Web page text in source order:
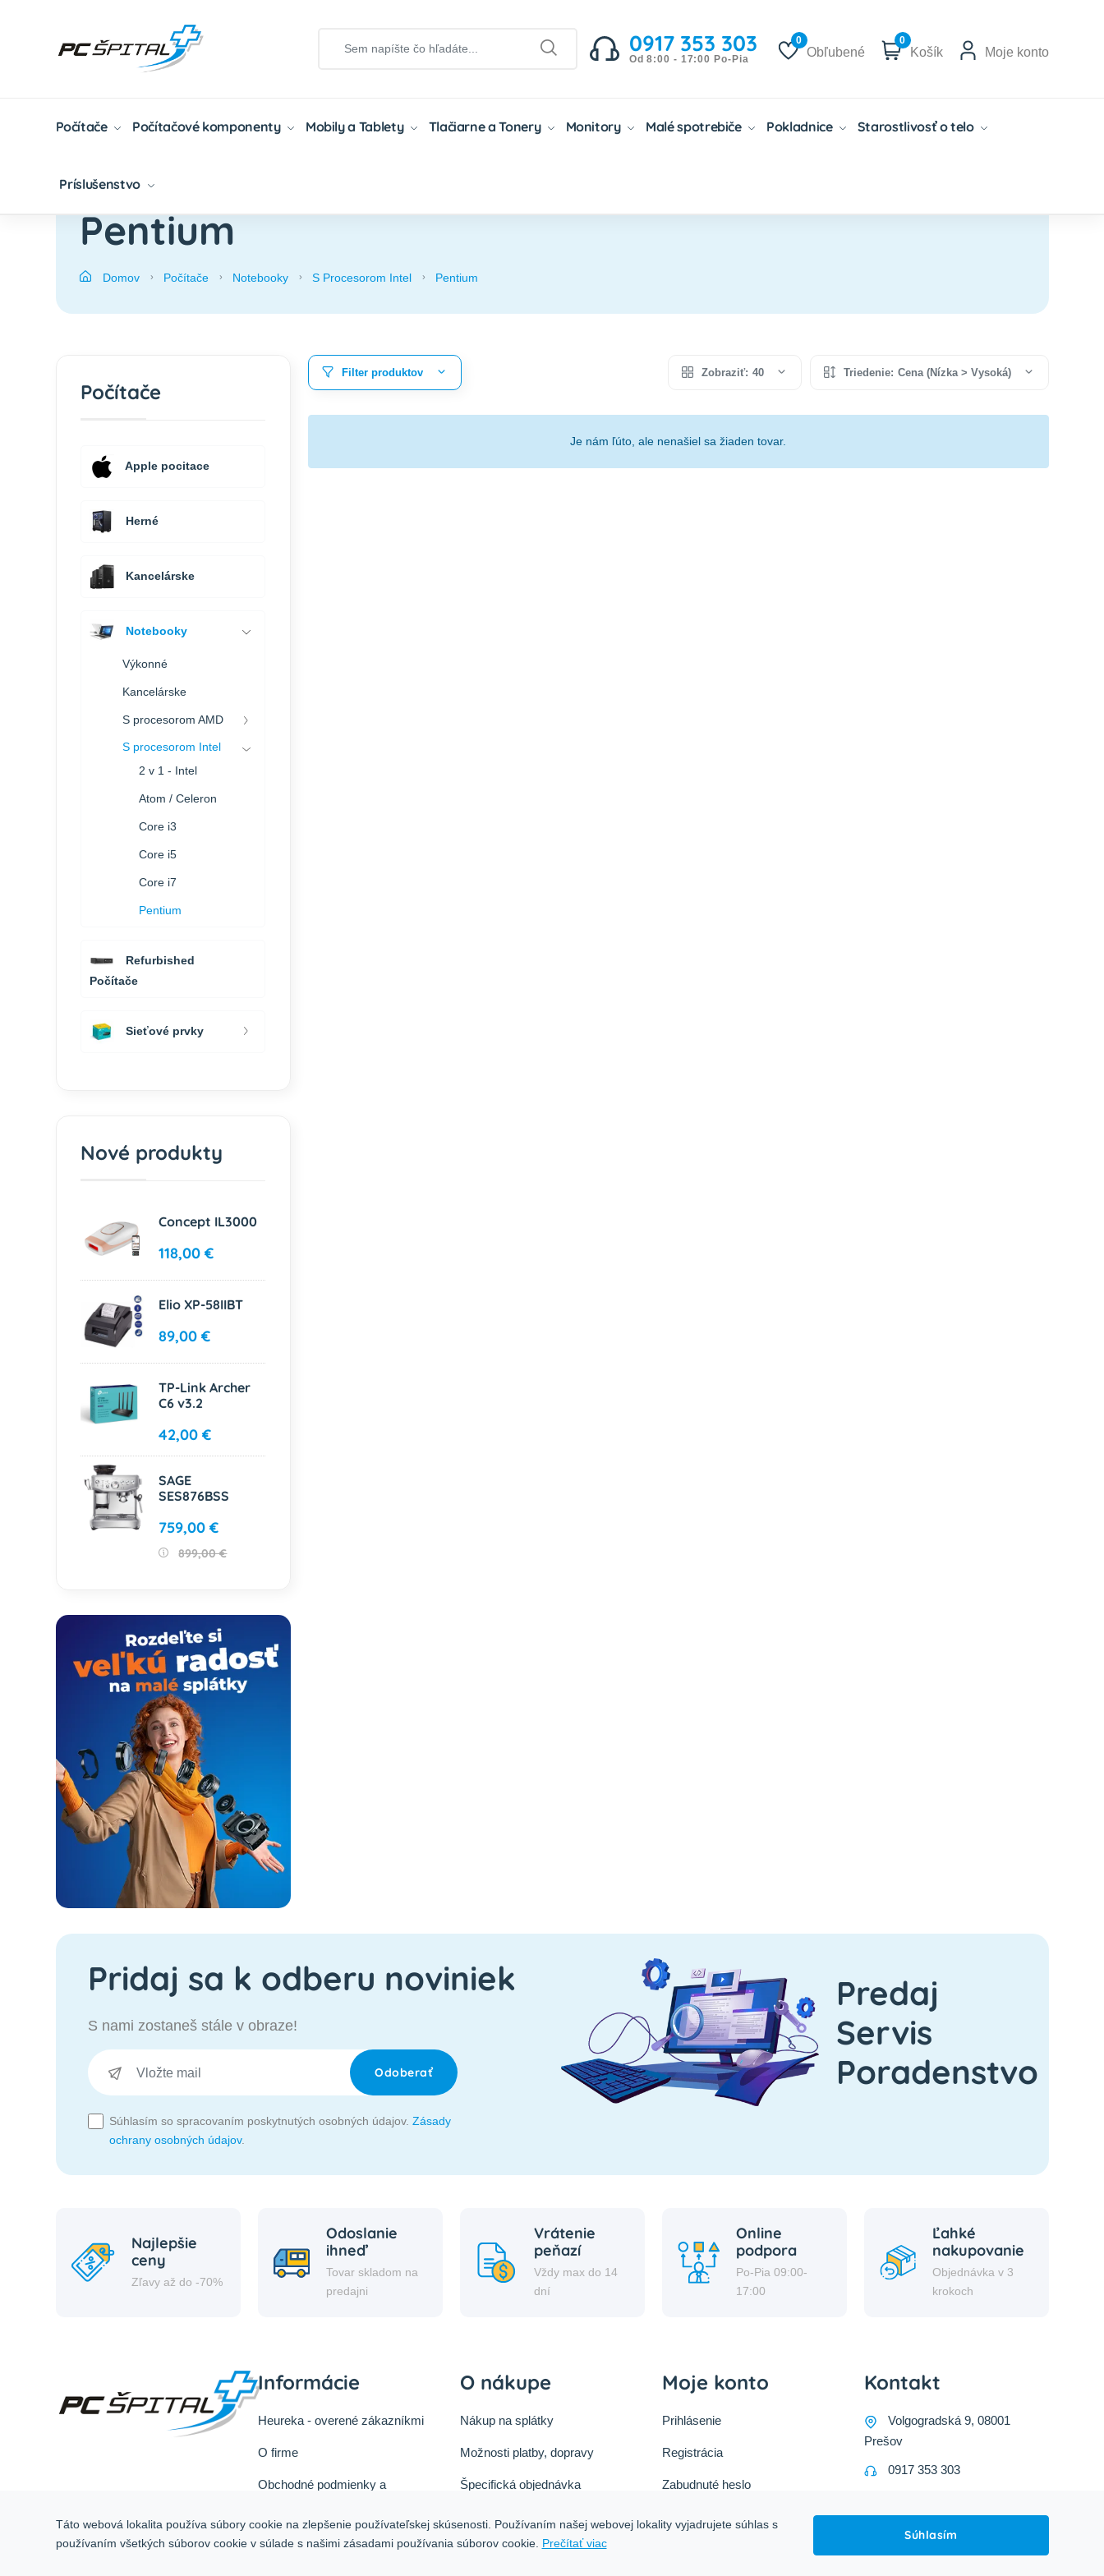
0917 353 303
Od 8:00 - 17:00 Po-Pia
0
Obľubené
0
Košík Moje konto
Počítače Počítačové komponenty Mobily a Tablety Tlačiarne a Tonery Monitory Malé spotrebiče Pokladnice Starostlivosť o telo
Príslušenstvo
Pentium
Domov Počítače Notebooky S Procesorom Intel Pentium
Filter produktov Zobraziť: 40 Triedenie: Cena (Nízka > Vysoká)
Je nám ľúto, ale nenašiel sa žiaden tovar.
Počítače
Apple pocitace
Herné
Kancelárske
Notebooky
Výkonné
Kancelárske
S procesorom AMD
S procesorom Intel
2 v 1 - Intel
Atom / Celeron
Core i3
Core i5
Core i7
Pentium
Refurbished
Počítače
Sieťové prvky
Nové produkty
Concept IL3000
118,00 €
Elio XP-58IIBT
89,00 €
TP-Link Archer
C6 v3.2
42,00 €
SAGE
SES876BSS
759,00 €
899,00 €
Pridaj sa k odberu noviniek
S nami zostaneš stále v obraze!
Odoberať
Súhlasím so spracovaním poskytnutých osobných údajov. Zásady
ochrany osobných údajov.
Predaj
Servis
Poradenstvo
Najlepšie
ceny
Zľavy až do -70%
Odoslanie
ihneď
Tovar skladom na
predajni
Vrátenie
peňazí
Vždy max do 14
dní
Online
podpora
Po-Pia 09:00-
17:00
Ľahké
nakupovanie
Objednávka v 3
krokoch
Informácie
Heureka - overené zákazníkmi
O firme
Obchodné podmienky a
Odstúpiť od zmluvy tu
O nákupe
Nákup na splátky
Možnosti platby, dopravy
Špecifická objednávka
Ochrana osobných údajov
Moje konto
Prihlásenie
Registrácia
Zabudnuté heslo
Kontakt
Volgogradská 9, 08001
Prešov
0917 353 303
Táto webová lokalita používa súbory cookie na zlepšenie používateľskej skúsenosti. Používaním našej webovej lokality vyjadrujete súhlas s
používaním všetkých súborov cookie v súlade s našimi zásadami používania súborov cookie. Prečítať viac
Súhlasím